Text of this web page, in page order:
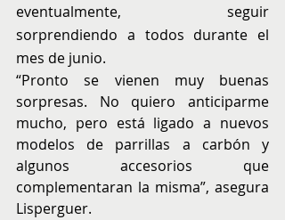
eventualmente, seguir
sorprendiendo a todos durante el
mes de junio.
“Pronto se vienen muy buenas
sorpresas. No quiero anticiparme
mucho, pero está ligado a nuevos
modelos de parrillas a carbón y
algunos accesorios que
complementaran la misma”, asegura
Lisperguer.